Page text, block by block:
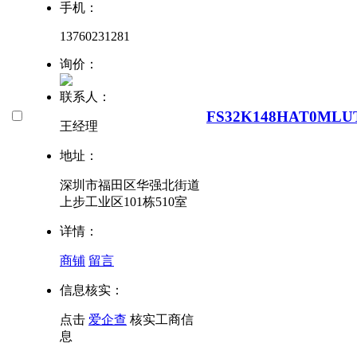
手机：
13760231281
询价：
联系人：
王经理
地址：
深圳市福田区华强北街道
上步工业区101栋510室
详情：
商铺 留言
信息核实：
点击 爱企查 核实工商信
息